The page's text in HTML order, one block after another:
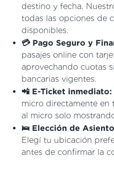
destino y fecha.
todas las opciones de
disponibles.
💳 Pago Seguro y
pasajes online con
aprovechando cuotas
bancarias vigentes.
📲 E-Ticket inmediato:
micro directamente en
al micro solo
🛌 Elección de
Elegí tu ubicación
antes de confirmar la